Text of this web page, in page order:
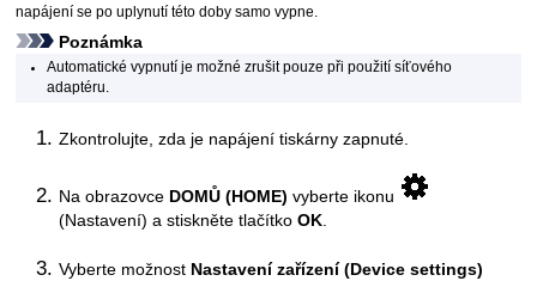
napájení se po uplynutí této doby samo vypne.
Poznámka
Automatické vypnutí je možné zrušit pouze při použitísíťového
adaptéru
Zkontrolujte, zda je napájenítiskárny zapnuté.
Na obrazovce DOMŮ (HOME) vyberte ikonu
(Nastavení) a stiskněte tlačítkoOK.
Vyberte možnost Nastavení zařízení (Device settings)